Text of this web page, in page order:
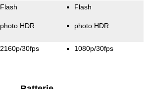
Flash
photo HDR
Flash
photo HDR
2160p/30fps 1080p/30fps